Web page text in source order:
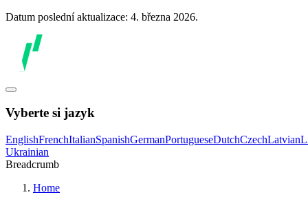
Datum poslední aktualizace: 4. března 2026.
Vyberte si jazyk
EnglishFrenchItalianSpanishGermanPortugueseDutchCzechLatvian
Ukrainian
Breadcrumb
Home